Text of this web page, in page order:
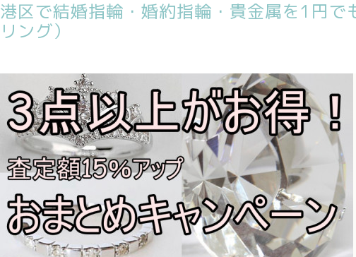
港区で結婚指輪・婚約指輪・貴金属を1円で
リング）